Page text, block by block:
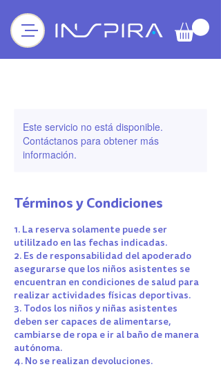
Este servicio no está disponible.
Contáctanos para obtener más
información.
Términos y Condiciones
1. La reserva solamente puede ser
utililzado en las fechas indicadas.
2. Es de responsabilidad del apoderado
asegurarse que los niños asistentes se
encuentran en condiciones de salud para
realizar actividades físicas deportivas.
3. Todos los niños y niñas asistentes
deben ser capaces de alimentarse,
cambiarse de ropa e ir al baño de manera
autónoma.
4. No se realizan devoluciones.